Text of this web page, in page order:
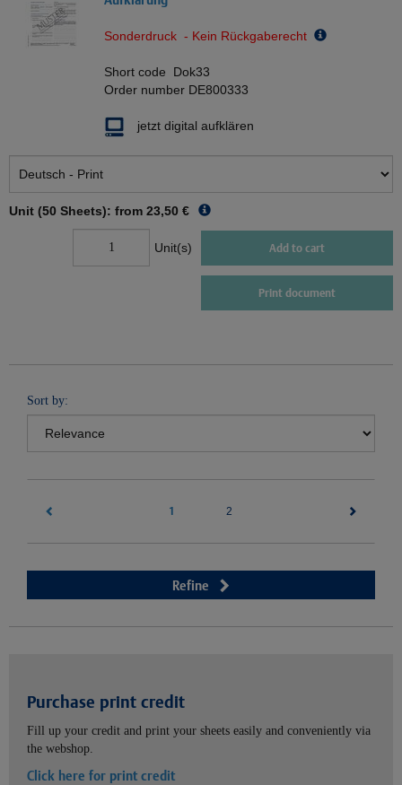
Sonderdruck - Kein Rückgaberecht
Short code Dok33
Order number DE800333
jetzt digital aufklären
Unit (50 Sheets): from 23,50 €
Unit(s) Add to cart
Print document
Sort by:
1 2(current)
Refine
Purchase print credit
Fill up your credit and print your sheets easily and conveniently via
the webshop.
Click here for print credit